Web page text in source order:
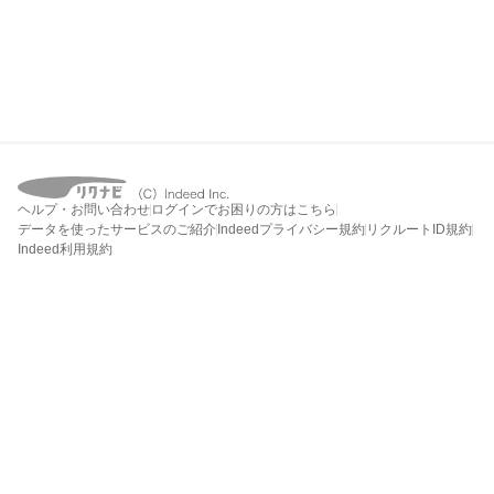
ヘルプ・お問い合わせ ログインでお困りの方はこちら
データを使ったサービスのご紹介 Indeedプライバシー規約 リクルートID規約
Indeed利用規約